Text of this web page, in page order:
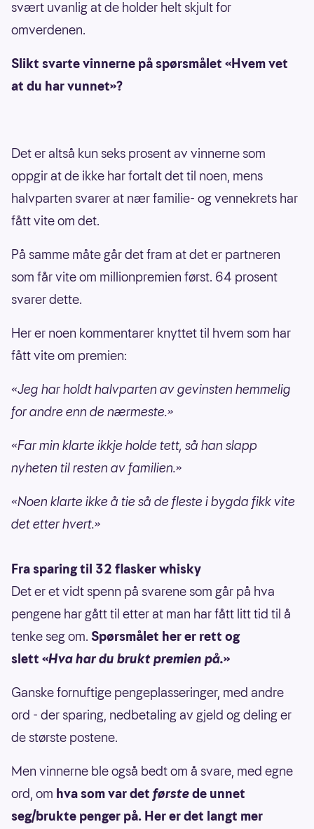
svært uvanlig at de holder helt skjult for
omverdenen.
Slikt svarte vinnerne på spørsmålet «Hvem vet
at du har vunnet»?
Det er altså kun seks prosent av vinnerne som
oppgir at de ikke har fortalt det til noen, mens
halvparten svarer at nær familie- og vennekrets har
fått vite om det.
På samme måte går det fram at det er partneren
som får vite om millionpremien først. 64 prosent
svarer dette.
Her er noen kommentarer knyttet til hvem som har
fått vite om premien:
«Jeg har holdt halvparten av gevinsten hemmelig
for andre enn de nærmeste.»
«Far min klarte ikkje holde tett, så han slapp
nyheten til resten av familien.»
«Noen klarte ikke å tie så de fleste i bygda fikk vite
det etter hvert.»
Fra sparing til 32 flasker whisky
Det er et vidt spenn på svarene som går på hva
pengene har gått til etter at man har fått litt tid til å
tenke seg om. Spørsmålet her er rett og
slett «Hva har du brukt premien på.»
Ganske fornuftige pengeplasseringer, med andre
ord - der sparing, nedbetaling av gjeld og deling er
de største postene.
Men vinnerne ble også bedt om å svare, med egne
ord, om hva som var det førstede unnet
seg/brukte penger på. Her er det langt mer